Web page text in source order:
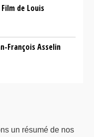
de Louis
François Asselin
un résumé de nos